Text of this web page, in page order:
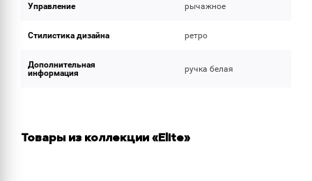
Управление рычажное
Стилистика дизайна ретро
Дополнительная
информация
ручка белая
Товары из коллекции «Elite»